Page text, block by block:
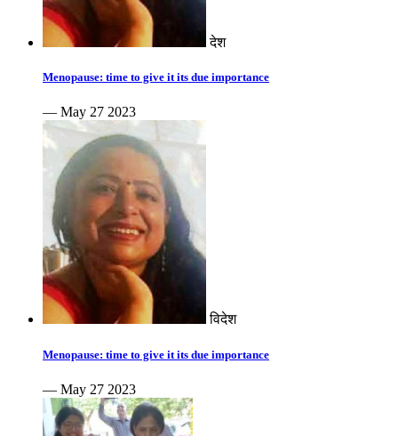
देश
Menopause: time to give it its due importance
— May 27 2023
विदेश
Menopause: time to give it its due importance
— May 27 2023